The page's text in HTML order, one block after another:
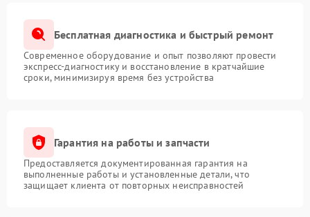
Бесплатная диагностика и быстрый ремонт
Современное оборудование и опыт позволяют провести
экспресс-диагностику и восстановление в кратчайшие
сроки, минимизируя время без устройства
Гарантия на работы и запчасти
Предоставляется документированная гарантия на
выполненные работы и установленные детали, что
защищает клиента от повторных неисправностей